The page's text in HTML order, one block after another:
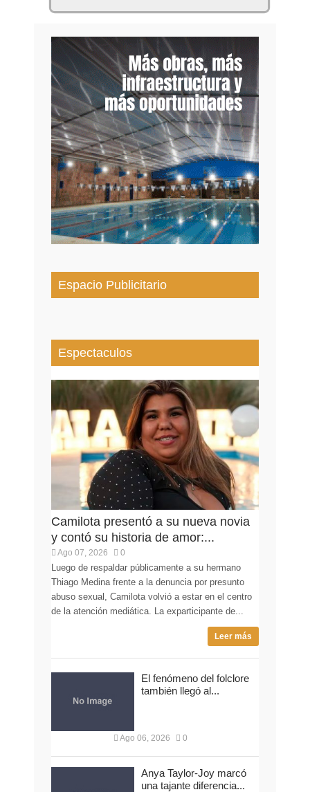
Espacio Publicitario
Espectaculos
Camilota presentó a su nueva novia
y contó su historia de amor:...
Ago 07, 2026 0
Luego de respaldar públicamente a su hermano
Thiago Medina frente a la denuncia por presunto
abuso sexual, Camilota volvió a estar en el centro
de la atención mediática. La exparticipante de...
Leer más
El fenómeno del folclore
también llegó al...
Ago 06, 2026 0
Anya Taylor-Joy marcó
una tajante diferencia...